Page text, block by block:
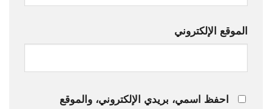
الموقع الإلكتروني
احفظ اسمي، بريدي الإلكتروني، والموقع